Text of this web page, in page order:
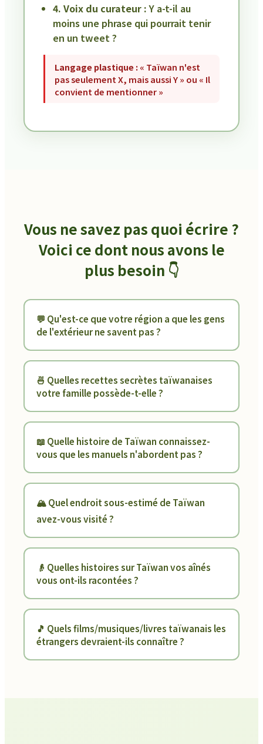
4. Voix du curateur :Y a-t-il au
moins une phrase qui pourrait tenir
en un tweet ?
Langage plastique :« Taïwan n'est
pas seulement X, mais aussi Y » ou « Il
convient de mentionner »
Vous ne savez pas quoi écrire ?
Voici ce dont nous avons le
plus besoin 👇
💬 Qu'est-ce que votre région a que les gens
de l'extérieur ne savent pas ?
🍜 Quelles recettes secrètes taïwanaises
votre famille possède-t-elle ?
📖 Quelle histoire de Taïwan connaissez-
vous que les manuels n'abordent pas ?
🏔️ Quel endroit sous-estimé de Taïwan
avez-vous visité ?
👴 Quelles histoires sur Taïwan vos aînés
vous ont-ils racontées ?
🎵 Quels films/musiques/livres taïwanais les
étrangers devraient-ils connaître ?